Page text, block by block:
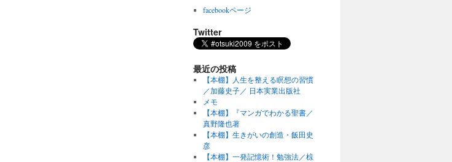
facebookページ
Twitter
最近の投稿
【本棚】人生を整える瞑想の習慣
／加藤史子／ 日本実業出版社
メモ
【本棚】『マンガでわかる聖書／
真野隆也著
【本棚】生きがいの創造・飯田史
彦
【本棚】一発記憶術！勉強法／椋